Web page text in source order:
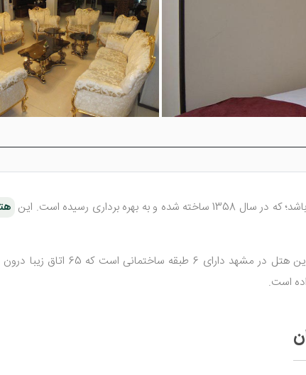
در خیابان امام رضا، امام رضا
است.